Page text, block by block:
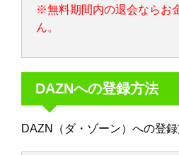
※無料期間内の退会ならお
ん。
DAZNへの登録方法
DAZN（ダ・ゾーン）への登録